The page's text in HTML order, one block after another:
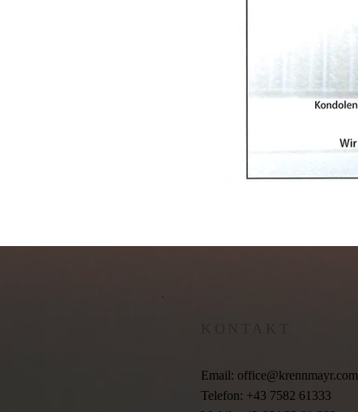
Email: office@krennmayr.com
Telefon: +43 7582 61333